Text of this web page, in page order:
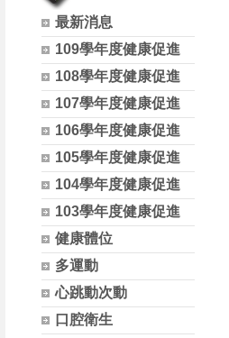
最新消息
109學年度健康促進
108學年度健康促進
107學年度健康促進
106學年度健康促進
105學年度健康促進
104學年度健康促進
103學年度健康促進
健康體位
多運動
心跳動次動
口腔衛生